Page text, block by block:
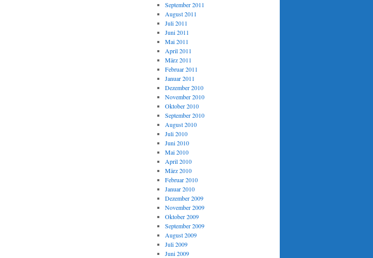
September 2011
August 2011
Juli 2011
Juni 2011
Mai 2011
April 2011
März 2011
Februar 2011
Januar 2011
Dezember 2010
November 2010
Oktober 2010
September 2010
August 2010
Juli 2010
Juni 2010
Mai 2010
April 2010
März 2010
Februar 2010
Januar 2010
Dezember 2009
November 2009
Oktober 2009
September 2009
August 2009
Juli 2009
Juni 2009